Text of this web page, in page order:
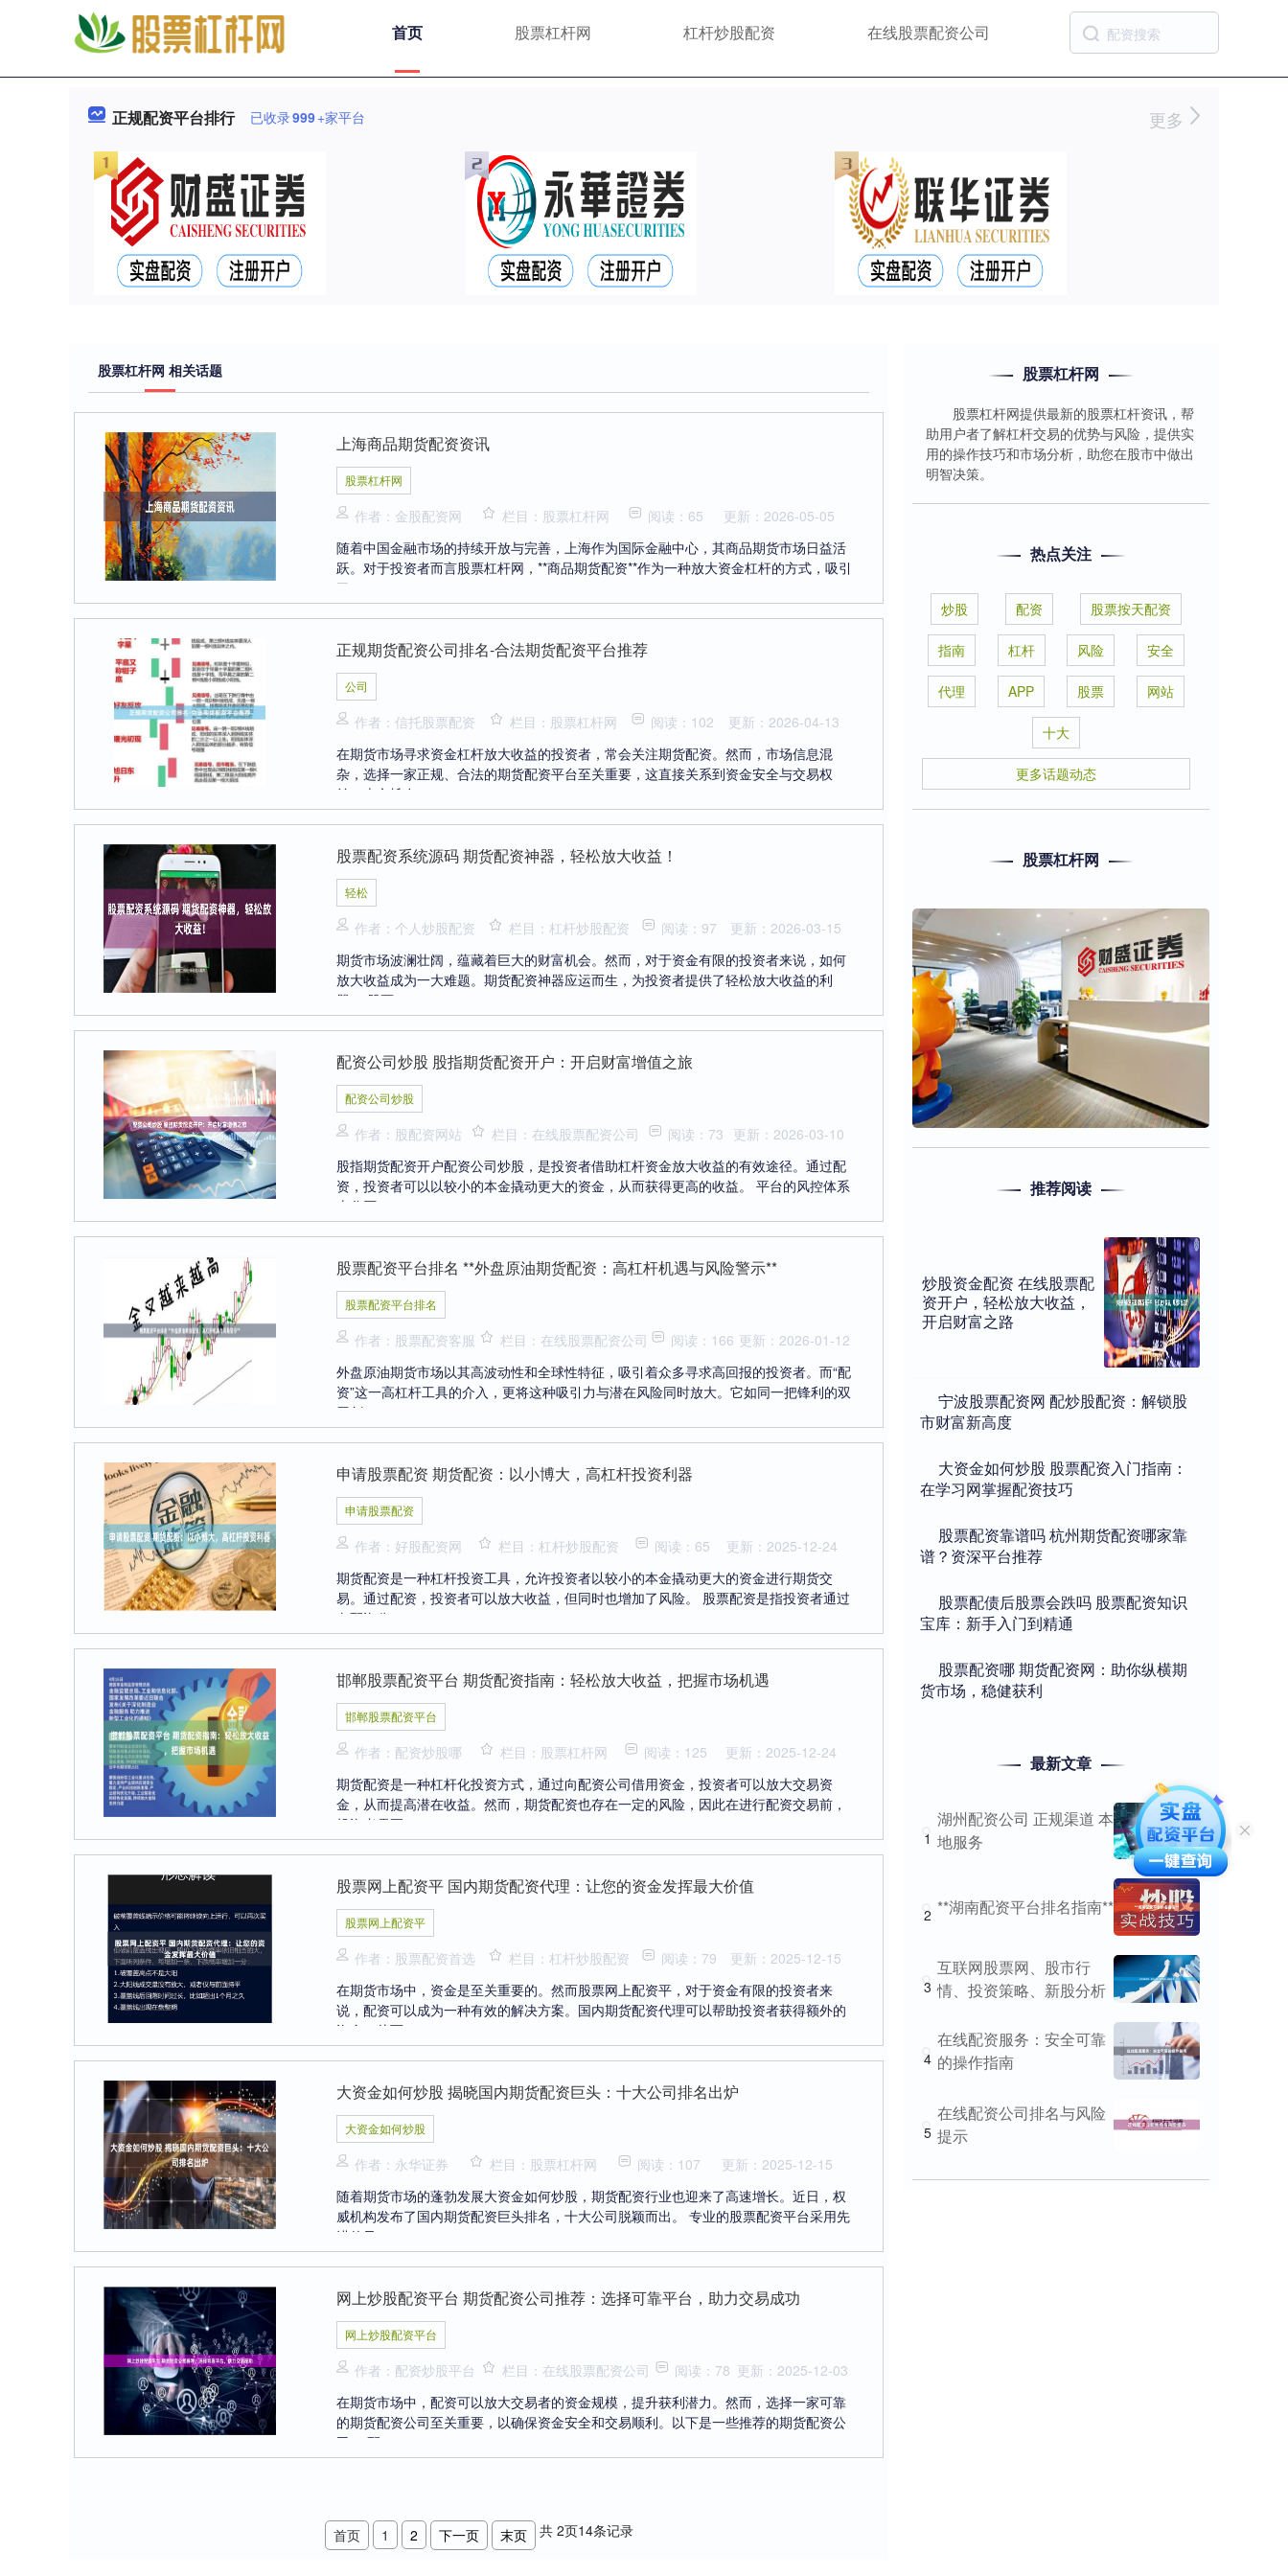
首页 股票杠杆网 杠杆炒股配资 在线股票配资公司
正规配资平台排行 已收录999+家平台 更多
股票杠杆网 相关话题
上海商品期货配资资讯
股票杠杆网
作者：金股配资网 栏目：股票杠杆网 阅读：65
更新：2026-05-05
随着中国金融市场的持续开放与完善，上海作为国际金融中心，其商品期货市场日益活
跃。对于投资者而言股票杠杆网，**商品期货配资**作为一种放大资金杠杆的方式，吸引
了....
正规期货配资公司排名-合法期货配资平台推荐
公司
作者：信托股票配资 栏目：股票杠杆网 阅读：102
更新：2026-04-13
在期货市场寻求资金杠杆放大收益的投资者，常会关注期货配资。然而，市场信息混
杂，选择一家正规、合法的期货配资平台至关重要，这直接关系到资金安全与交易权
益。本文旨在....
股票配资系统源码 期货配资神器，轻松放大收益！
轻松
作者：个人炒股配资 栏目：杠杆炒股配资 阅读：97
更新：2026-03-15
期货市场波澜壮阔，蕴藏着巨大的财富机会。然而，对于资金有限的投资者来说，如何
放大收益成为一大难题。期货配资神器应运而生，为投资者提供了轻松放大收益的利
器。 股票....
配资公司炒股 股指期货配资开户：开启财富增值之旅
配资公司炒股
作者：股配资网站 栏目：在线股票配资公司 阅读：73 更新：2026-03-10
股指期货配资开户配资公司炒股，是投资者借助杠杆资金放大收益的有效途径。通过配
资，投资者可以以较小的本金撬动更大的资金，从而获得更高的收益。 平台的风控体系
十分严....
股票配资平台排名 **外盘原油期货配资：高杠杆机遇与风险警示**
股票配资平台排名
作者：股票配资客服 栏目：在线股票配资公司 阅读：166 更新：2026-01-12
外盘原油期货市场以其高波动性和全球性特征，吸引着众多寻求高回报的投资者。而“配
资”这一高杠杆工具的介入，更将这种吸引力与潜在风险同时放大。它如同一把锋利的双
刃剑....
申请股票配资 期货配资：以小博大，高杠杆投资利器
申请股票配资
作者：好股配资网 栏目：杠杆炒股配资 阅读：65
更新：2025-12-24
期货配资是一种杠杆投资工具，允许投资者以较小的本金撬动更大的资金进行期货交
易。通过配资，投资者可以放大收益，但同时也增加了风险。 股票配资是指投资者通过
向配资公....
邯郸股票配资平台 期货配资指南：轻松放大收益，把握市场机遇
邯郸股票配资平台
作者：配资炒股哪 栏目：股票杠杆网 阅读：125
更新：2025-12-24
期货配资是一种杠杆化投资方式，通过向配资公司借用资金，投资者可以放大交易资
金，从而提高潜在收益。然而，期货配资也存在一定的风险，因此在进行配资交易前，
投资者需要....
股票网上配资平 国内期货配资代理：让您的资金发挥最大价值
股票网上配资平
作者：股票配资首选 栏目：杠杆炒股配资 阅读：79
更新：2025-12-15
在期货市场中，资金是至关重要的。然而股票网上配资平，对于资金有限的投资者来
说，配资可以成为一种有效的解决方案。国内期货配资代理可以帮助投资者获得额外的
资金，从而....
大资金如何炒股 揭晓国内期货配资巨头：十大公司排名出炉
大资金如何炒股
作者：永华证券 栏目：股票杠杆网 阅读：107
更新：2025-12-15
随着期货市场的蓬勃发展大资金如何炒股，期货配资行业也迎来了高速增长。近日，权
威机构发布了国内期货配资巨头排名，十大公司脱颖而出。 专业的股票配资平台采用先
进的风....
网上炒股配资平台 期货配资公司推荐：选择可靠平台，助力交易成功
网上炒股配资平台
作者：配资炒股平台 栏目：在线股票配资公司 阅读：78 更新：2025-12-03
在期货市场中，配资可以放大交易者的资金规模，提升获利潜力。然而，选择一家可靠
的期货配资公司至关重要，以确保资金安全和交易顺利。以下是一些推荐的期货配资公
司： 配....
首页 1 2 下一页 末页 共 2页14条记录
股票杠杆网
股票杠杆网提供最新的股票杠杆资讯，帮
助用户者了解杠杆交易的优势与风险，提供实
用的操作技巧和市场分析，助您在股市中做出
明智决策。
热点关注
炒股 配资 股票按天配资
指南 杠杆 风险 安全
代理 APP 股票 网站
十大
更多话题动态
股票杠杆网
推荐阅读
炒股资金配资 在线股票配
资开户，轻松放大收益，
开启财富之路
​宁波股票配资网 配炒股配资：解锁股
市财富新高度
​大资金如何炒股 股票配资入门指南：
在学习网掌握配资技巧
​股票配资靠谱吗 杭州期货配资哪家靠
谱？资深平台推荐
​股票配债后股票会跌吗 股票配资知识
宝库：新手入门到精通
​股票配资哪 期货配资网：助你纵横期
货市场，稳健获利
最新文章
1
湖州配资公司 正规渠道 本
地服务
2 **湖南配资平台排名指南**
3
互联网股票网、股市行
情、投资策略、新股分析
4
在线配资服务：安全可靠
的操作指南
5
在线配资公司排名与风险
提示